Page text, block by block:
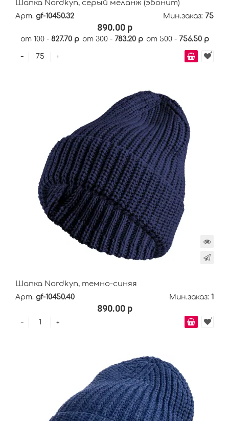
Шапка Nordkyn, серый меланж (эбонит)
Арт. gf-10450.32 Мин.заказ: 75
890.00 р
от 100 - 827.70 р от 300 - 783.20 р от 500 - 756.50 р
+
-
Шапка Nordkyn, темно-синяя
Арт. gf-10450.40 Мин.заказ: 1
890.00 р
+
-